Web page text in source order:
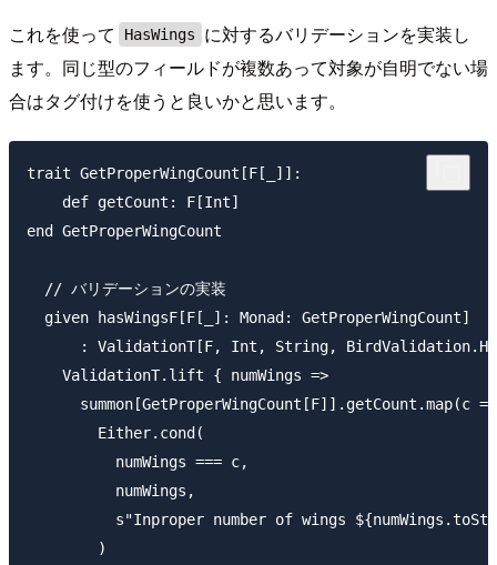
これを使って HasWings
に対するバリデーションを実装し
ます。同じ型のフィールドが複数あって対象が自明でない場
合はタグ付けを使うと良いかと思います。
trait GetProperWingCount[F[_]]:
    def getCount: F[Int]
end GetProperWingCount
  // バリデーションの実装
  given hasWingsF[F[_]: Monad: GetProperWingCount]
: ValidationT[F, Int, String,
    ValidationT.lift { numWings =>
      summon[GetProperWingCount[F]].getCount.map(c =>
        Either.cond(
          numWings === c,
          numWings,
s"Inproper number of wings
        )